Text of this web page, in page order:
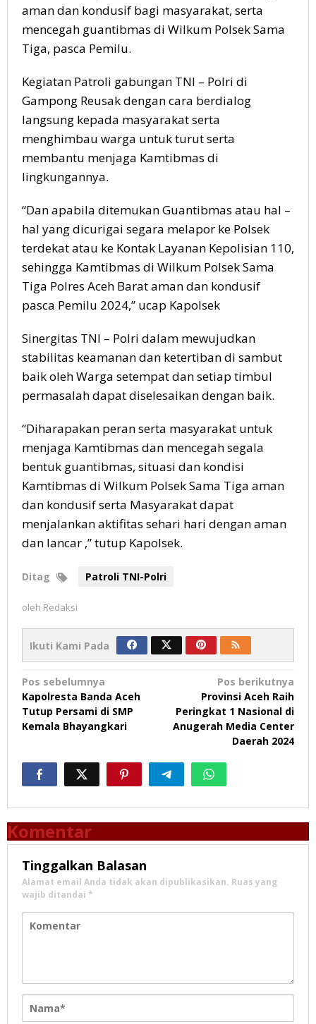
aman dan kondusif bagi masyarakat, serta
mencegah guantibmas di Wilkum Polsek Sama
Tiga, pasca Pemilu.
Kegiatan Patroli gabungan TNI – Polri di
Gampong Reusak dengan cara berdialog
langsung kepada masyarakat serta
menghimbau warga untuk turut serta
membantu menjaga Kamtibmas di
lingkungannya.
“Dan apabila ditemukan Guantibmas atau hal –
hal yang dicurigai segara melapor ke Polsek
terdekat atau ke Kontak Layanan Kepolisian 110,
sehingga Kamtibmas di Wilkum Polsek Sama
Tiga Polres Aceh Barat aman dan kondusif
pasca Pemilu 2024,” ucap Kapolsek
Sinergitas TNI – Polri dalam mewujudkan
stabilitas keamanan dan ketertiban di sambut
baik oleh Warga setempat dan setiap timbul
permasalah dapat diselesaikan dengan baik.
“Diharapakan peran serta masyarakat untuk
menjaga Kamtibmas dan mencegah segala
bentuk guantibmas, situasi dan kondisi
Kamtibmas di Wilkum Polsek Sama Tiga aman
dan kondusif serta Masyarakat dapat
menjalankan aktifitas sehari hari dengan aman
dan lancar ,” tutup Kapolsek.
Ditag Patroli TNI-Polri
oleh Redaksi
Ikuti Kami Pada
Navigasi
pos
Pos sebelumnya
Kapolresta Banda Aceh
Tutup Persami di SMP
Kemala Bhayangkari
Pos berikutnya
Provinsi Aceh Raih
Peringkat 1 Nasional di
Anugerah Media Center
Daerah 2024
Komentar
Tinggalkan Balasan
Alamat email Anda tidak akan dipublikasikan. Ruas yang
wajib ditandai *